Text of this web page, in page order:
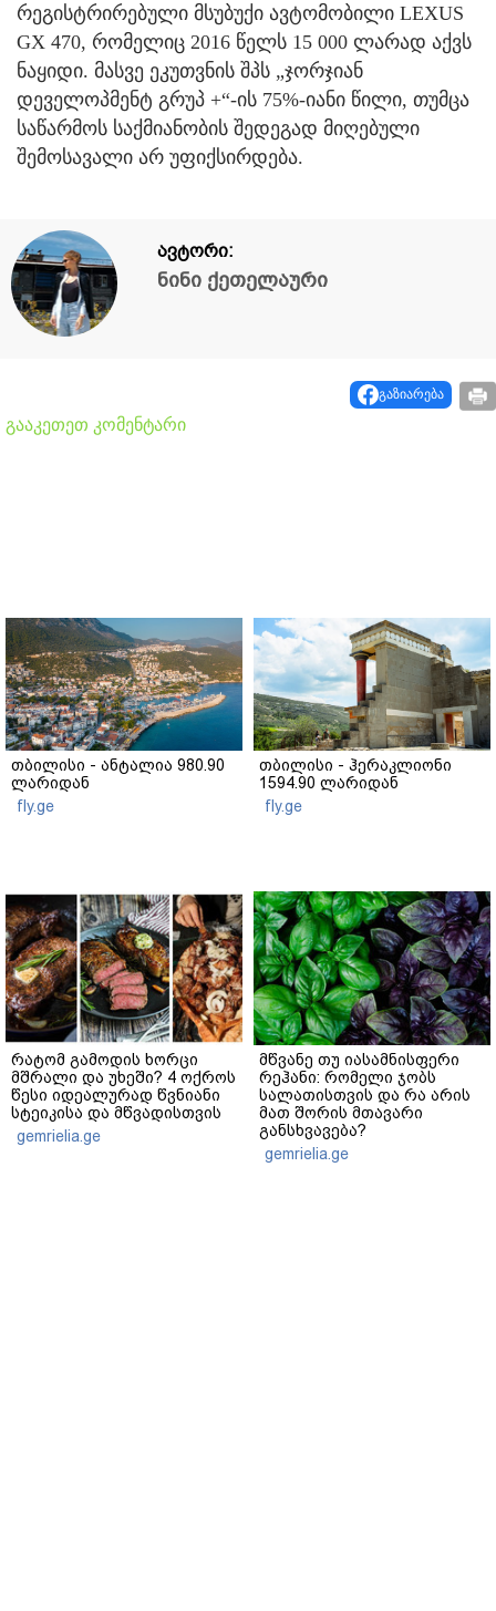
რეგისტრირებული მსუბუქი ავტომობილი LEXUS
GX 470, რომელიც 2016 წელს 15 000 ლარად აქვს
ნაყიდი. მასვე ეკუთვნის შპს „ჯორჯიან
დეველოპმენტ გრუპ +“-ის 75%-იანი წილი, თუმცა
საწარმოს საქმიანობის შედეგად მიღებული
შემოსავალი არ უფიქსირდება.
ავტორი:
ნინი ქეთელაური
გაზიარება
გააკეთეთ კომენტარი
თბილისი - ანტალია 980.90
ლარიდან
fly.ge
თბილისი - ჰერაკლიონი
1594.90 ლარიდან
fly.ge
რატომ გამოდის ხორცი
მშრალი და უხეში? 4 ოქროს
წესი იდეალურად წვნიანი
სტეიკისა და მწვადისთვის
gemrielia.ge
მწვანე თუ იასამნისფერი
რეჰანი: რომელი ჯობს
სალათისთვის და რა არის
მათ შორის მთავარი
განსხვავება?
gemrielia.ge